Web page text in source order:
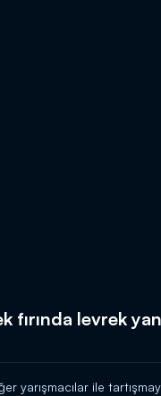
fırında levrek
yarışmacılar ile